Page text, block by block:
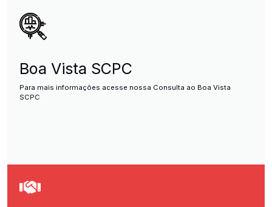
Boa Vista SCPC
Para mais informações acesse nossa Consulta ao Boa Vista
SCPC